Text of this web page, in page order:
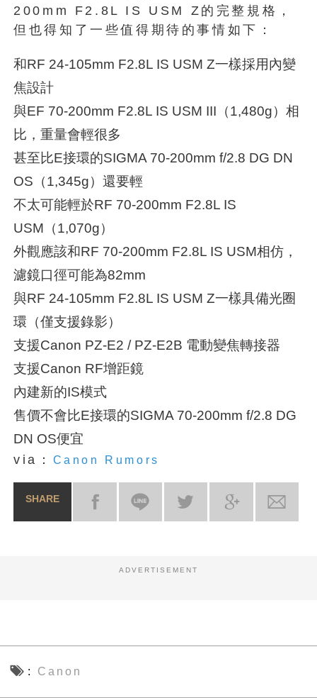
200mm F2.8L IS USM Z的完整規格，
但也得知了一些值得期待的事情如下：
和RF 24-105mm F2.8L IS USM Z一樣採用內變
焦設計
與EF 70-200mm F2.8L IS USM III（1,480g）相
比，重量會輕很多
甚至比E接環的SIGMA 70-200mm f/2.8 DG DN
OS（1,345g）還要輕
不太可能輕於RF 70-200mm F2.8L IS
USM（1,070g）
外觀應該和RF 70-200mm F2.8L IS USM相仿，
濾鏡口徑可能為82mm
與RF 24-105mm F2.8L IS USM Z一樣具備光圈
環（僅支援錄影）
支援Canon PZ-E2 / PZ-E2B 電動變焦轉接器
支援Canon RF增距鏡
內建新的IS模式
售價不會比E接環的SIGMA 70-200mm f/2.8 DG
DN OS便宜
via： Canon Rumors
SHARE
ADVERTISEMENT
Canon